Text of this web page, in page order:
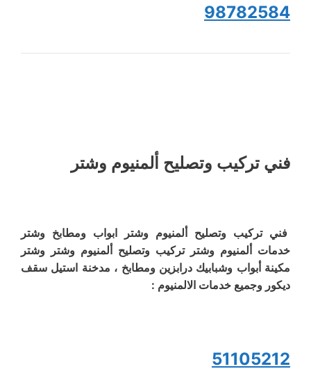
98782584
فني تركيب وتصليح ألمنيوم وشتر
فني تركيب وتصليح ألمنيوم وشتر ابواب ومطابخ وشتر
خدمات ألمنيوم وشتر تركيب وتصليح ألمنيوم وشتر وشتر
مكينة أبواب وشبابيك درابزين ومطابخ ، مدخنة استيل سقف
ديكور وجميع خدمات الالمنيوم :
51105212